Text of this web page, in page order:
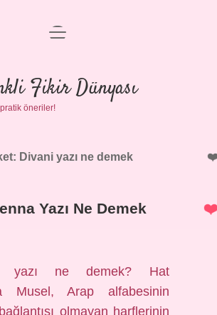
Anasayfa
Gizlilik Politikası
Yasal Uyarı
menüyü
Fikir Dünyası
öneriler!
Divani yazı ne demek
Yazı Ne Demek
yazı ne demek? Hat
Musel, Arap alfabesinin
olmayan harflerinin